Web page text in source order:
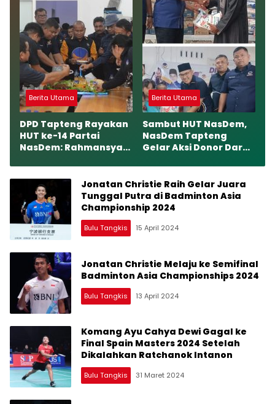
Berita Utama
DPD Tapteng Rayakan
HUT ke-14 Partai
NasDem: Rahmansyah
Lebih Banyak Tahun
2029
Berita Utama
Sambut HUT NasDem,
NasDem Tapteng
Gelar Aksi Donor Darah
Asuhan dan Pesantren
Jonatan Christie Raih Gelar Juara
Tunggal Putra di Badminton Asia
Championship 2024
Bulu Tangkis 15 April 2024
Jonatan Christie Melaju ke Semifinal
Badminton Asia Championships 2024
Bulu Tangkis 13 April 2024
Komang Ayu Cahya Dewi Gagal ke
Final Spain Masters 2024 Setelah
Dikalahkan Ratchanok Intanon
Bulu Tangkis 31 Maret 2024